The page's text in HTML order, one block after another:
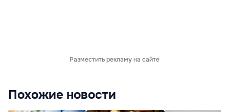
Разместить рекламу на сайте
Похожие новости